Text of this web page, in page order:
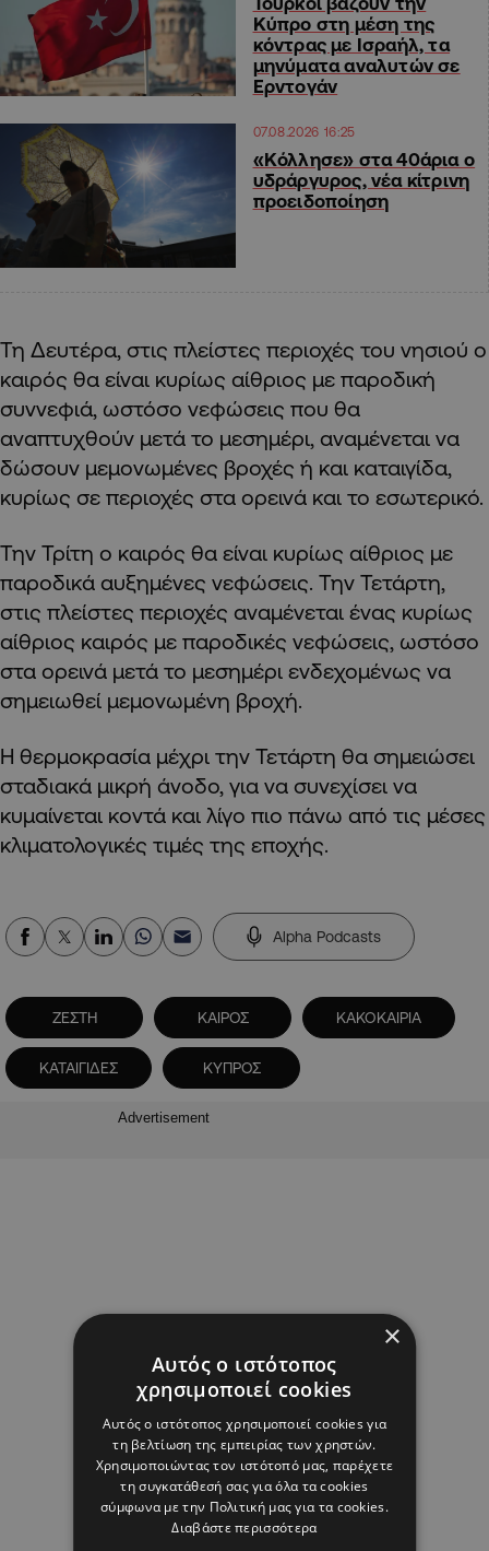
Κύπρο στη μέση της
κόντρας με Ισραήλ, τα
μηνύματα αναλυτών σε
Ερντογάν
07.08.2026 16:25
«Κόλλησε» στα 40άρια ο
υδράργυρος, νέα κίτρινη
προειδοποίηση
Τη Δευτέρα, στις πλείστες περιοχές του νησιού ο
καιρός θα είναι κυρίως αίθριος με παροδική
συννεφιά, ωστόσο νεφώσεις που θα
αναπτυχθούν μετά το μεσημέρι, αναμένεται να
δώσουν μεμονωμένες βροχές ή και καταιγίδα,
κυρίως σε περιοχές στα ορεινά και το εσωτερικό.
Την Τρίτη ο καιρός θα είναι κυρίως αίθριος με
παροδικά αυξημένες νεφώσεις. Την Τετάρτη,
στις πλείστες περιοχές αναμένεται ένας κυρίως
αίθριος καιρός με παροδικές νεφώσεις, ωστόσο
στα ορεινά μετά το μεσημέρι ενδεχομένως να
σημειωθεί μεμονωμένη βροχή.
Η θερμοκρασία μέχρι την Τετάρτη θα σημειώσει
σταδιακά μικρή άνοδο, για να συνεχίσει να
κυμαίνεται κοντά και λίγο πιο πάνω από τις μέσες
κλιματολογικές τιμές της εποχής.
Alpha Podcasts
ΖΕΣΤΗ ΚΑΙΡΟΣ ΚΑΚΟΚΑΙΡΙΑ
ΚΑΤΑΙΓΙΔΕΣ ΚΥΠΡΟΣ
Advertisement
×
Αυτός ο ιστότοπος
χρησιμοποιεί cookies
Αυτός ο ιστότοπος χρησιμοποιεί cookies για
τη βελτίωση της εμπειρίας των χρηστών.
Χρησιμοποιώντας τον ιστότοπό μας, παρέχετε
τη συγκατάθεσή σας για όλα τα cookies
σύμφωνα με την Πολιτική μας για τα cookies.
Διαβάστε περισσότερα